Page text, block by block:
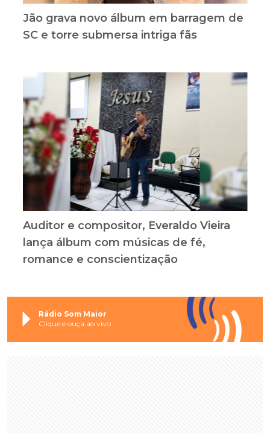
Jão grava novo álbum em barragem de
SC e torre submersa intriga fãs
Auditor e compositor, Everaldo Vieira
lança álbum com músicas de fé,
romance e conscientização
Rádio Som Maior
Clique e ouça ao vivo